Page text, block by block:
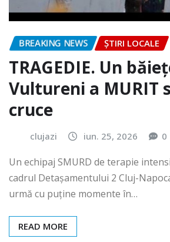
BREAKING NEWS ȘTIRI LOCALE
TRAGEDIE. Un
Vultureni a MURIT
cruce
clujazi iun. 25, 2026 0
Un echipaj SMURD de terapie
cadrul Detașamentului 2 Cluj-
urmă cu puține momente în…
READ MORE